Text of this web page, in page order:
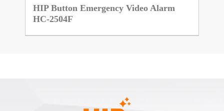
HIP Button Emergency Video Alarm
HC-2504F